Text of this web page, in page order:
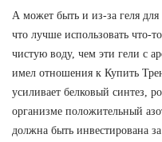
А может быть и из-за геля
что лучше использовать что-
чистую воду, чем эти гели с
имел отношения к Купить
усиливает белковый синтез,
организме положительный
должна быть инвестирована